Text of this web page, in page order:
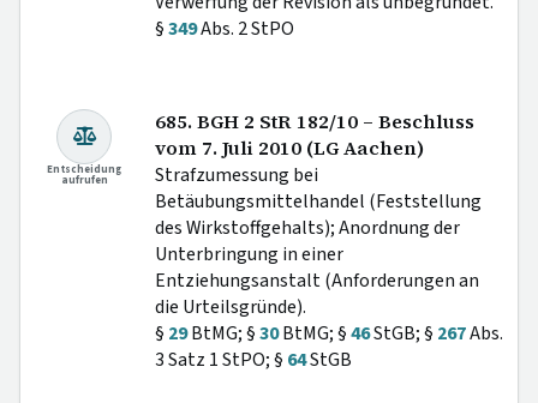
§349Abs. 2 StPO
Entscheidung
aufrufen
685. BGH 2 StR 182/10 – Beschluss
vom 7. Juli 2010 (LG Aachen)
Strafzumessung bei
Betäubungsmittelhandel (Feststellung
des Wirkstoffgehalts); Anordnung der
Unterbringung in einer
Entziehungsanstalt (Anforderungen an
die Urteilsgründe).
§ 29BtMG; §30BtMG; §46StGB; § 267Abs.
3 Satz 1 StPO; § 64StGB